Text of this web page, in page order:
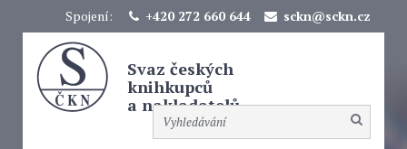
Spojení: +420 272 660 644 sckn@sckn.cz
Svaz českých
knihkupců
a nakladatelů